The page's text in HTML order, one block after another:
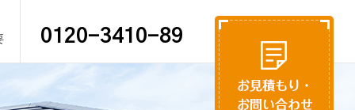
0120-3410-89